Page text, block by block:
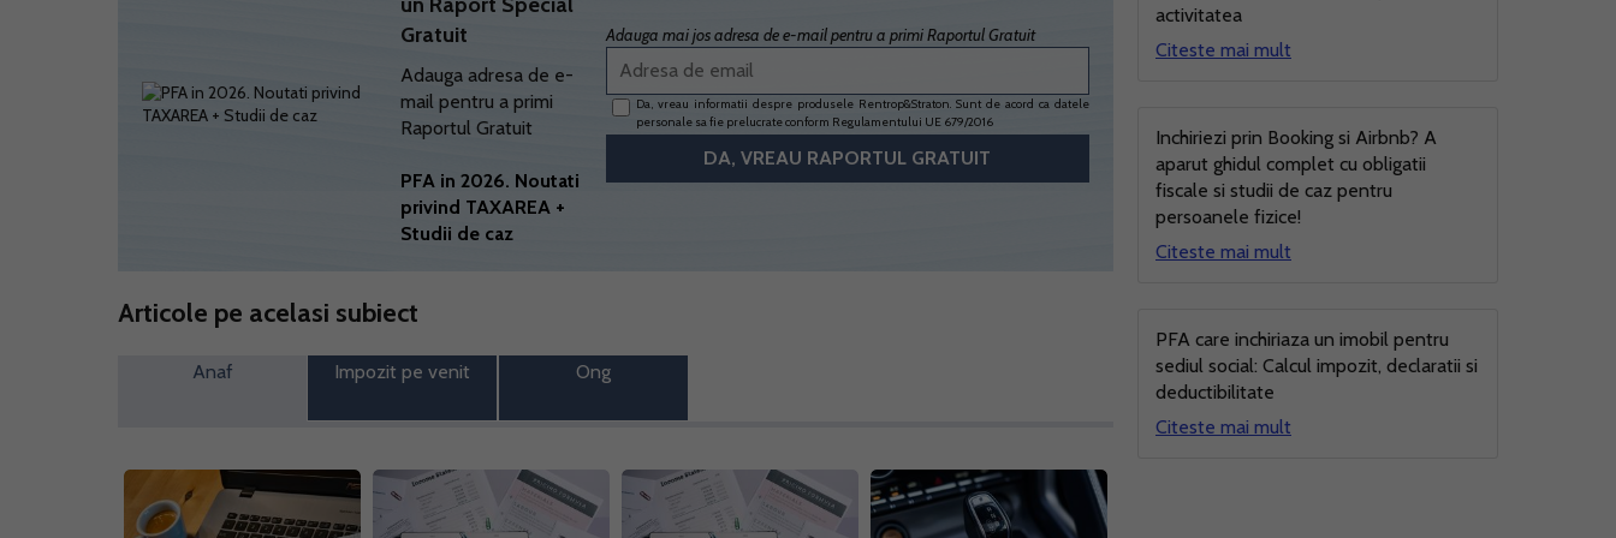
Gratuit
Adauga adresa de e-
mail pentru a primi
Raportul Gratuit
PFA in 2026. Noutati
privind TAXAREA +
Studii de caz
Adauga mai jos adresa de e-mail pentru a primi Raportul Gratuit
Da, vreau informatii despre produsele Rentrop&Straton. Sunt de acord ca datele
personale sa fie prelucrate conform Regulamentului UE 679/2016
Articole pe acelasi subiect
Anaf Impozit pe venit Ong
activitatea
Citeste mai mult
Inchiriezi prin Booking si Airbnb? A
aparut ghidul complet cu obligatii
fiscale si studii de caz pentru
persoanele fizice!
Citeste mai mult
PFA care inchiriaza un imobil pentru
sediul social: Calcul impozit, declaratii si
deductibilitate
Citeste mai mult